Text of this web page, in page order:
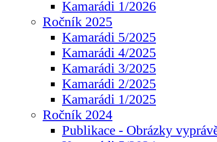
Kamarádi 1/2026
Ročník 2025
Kamarádi 5/2025
Kamarádi 4/2025
Kamarádi 3/2025
Kamarádi 2/2025
Kamarádi 1/2025
Ročník 2024
Publikace - Obrázky